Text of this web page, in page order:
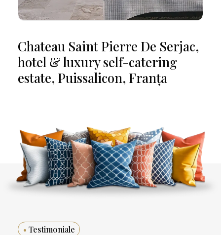
Les Roches Blanches, hotel,
Cassis, Franța
• Testimoniale